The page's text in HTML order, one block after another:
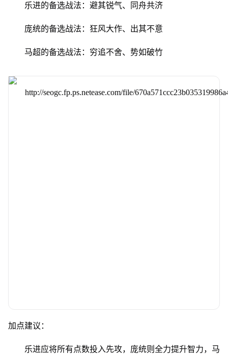
乐进的备选战法：避其锐气、同舟共济
庞统的备选战法：狂风大作、出其不意
马超的备选战法：穷追不舍、势如破竹
加点建议：
乐进应将所有点数投入先攻，庞统则全力提升智力，马